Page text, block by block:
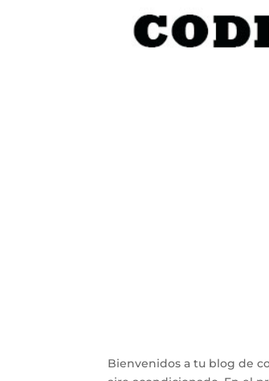
Bienvenidos a tu blog de